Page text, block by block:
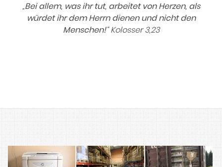
„Bei allem, was ihr tut, arbeitet von Herzen, als
würdet ihr dem Herrn dienen und nicht den
Menschen!“ Kolosser 3,23